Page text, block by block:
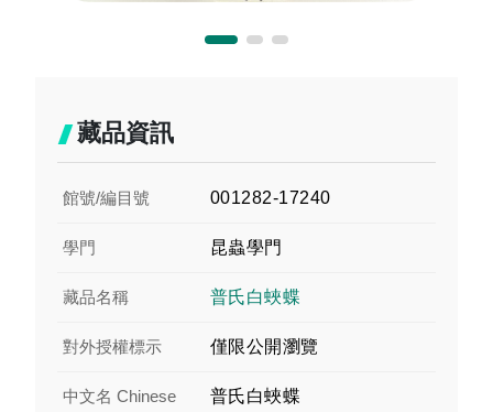
藏品資訊
館號/編目號 001282-17240
學門 昆蟲學門
藏品名稱 普氏白蛺蝶
對外授權標示 僅限公開瀏覽
中文名 Chinese
普氏白蛺蝶